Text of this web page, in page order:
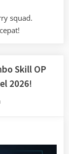
squad.
Skill OP
2026!